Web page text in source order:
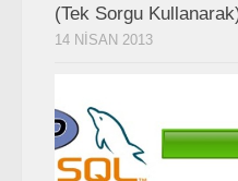
(Tek Sorgu
14 NISAN 2013